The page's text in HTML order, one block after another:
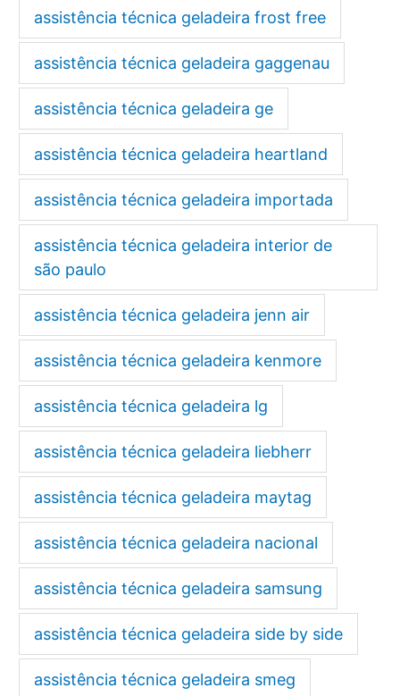
assistência técnica geladeira frost free
assistência técnica geladeira gaggenau
assistência técnica geladeira ge
assistência técnica geladeira heartland
assistência técnica geladeira importada
assistência técnica geladeira interior de
são paulo
assistência técnica geladeira jenn air
assistência técnica geladeira kenmore
assistência técnica geladeira lg
assistência técnica geladeira liebherr
assistência técnica geladeira maytag
assistência técnica geladeira nacional
assistência técnica geladeira samsung
assistência técnica geladeira side by side
assistência técnica geladeira smeg